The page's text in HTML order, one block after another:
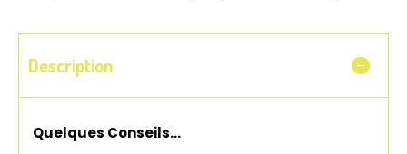
Description
Quelques Conseils…